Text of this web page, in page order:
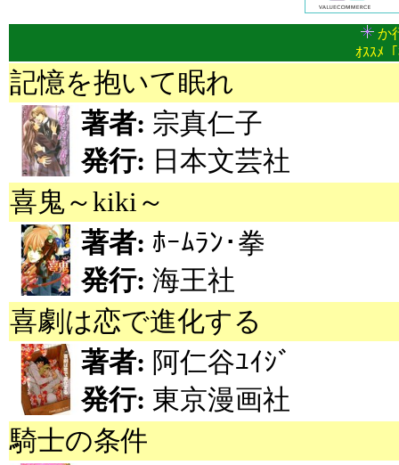
か
ｵｽｽﾒ
記憶を抱いて眠れ
著者: 宗真仁子
発行: 日本文芸社
喜鬼～kiki～
著者: ﾎｰﾑﾗﾝ･拳
発行: 海王社
喜劇は恋で進化する
著者: 阿仁谷ﾕｲｼﾞ
発行: 東京漫画社
騎士の条件